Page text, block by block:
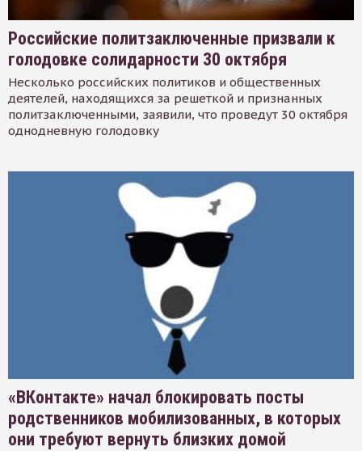
Российские политзаключенные призвали к
голодовке солидарности 30 октября
Несколько российских политиков и общественных
деятелей, находящихся за решеткой и признанных
политзаключенными, заявили, что проведут 30 октября
однодневную голодовку
«ВКонтакте» начал блокировать посты
родственников мобилизованных, в которых
они требуют вернуть близких домой